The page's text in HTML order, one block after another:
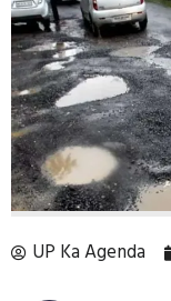
UP Ka Agenda